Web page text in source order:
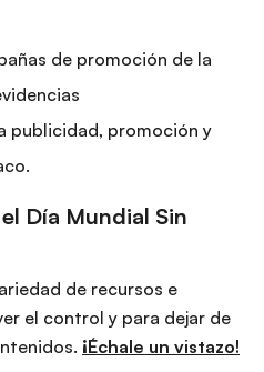
de promoción de la
publicidad, promoción y
Día Mundial Sin
de recursos e
el control y para dejar de
¡Échale un vistazo!